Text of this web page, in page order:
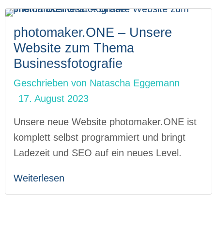
photomaker.ONE – Unsere
Website zum Thema
Businessfotografie
Geschrieben von Natascha Eggemann
17. August 2023
Unsere neue Website photomaker.ONE ist
komplett selbst programmiert und bringt
Ladezeit und SEO auf ein neues Level.
Weiterlesen